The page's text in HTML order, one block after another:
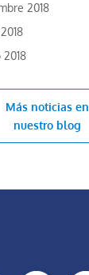
2018
2018
Más noticias en
nuestro blog